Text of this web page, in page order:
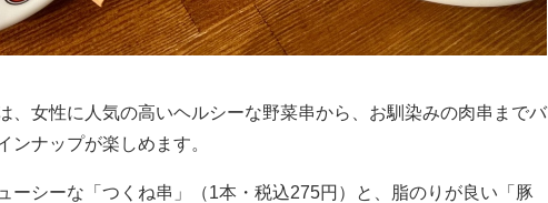
、女性に人気の高いヘルシーな野菜串から、お馴染みの肉串までバ
ンナップが楽しめます。
ーシーな「つくね串」（1本・税込275円）と、脂のりが良い「豚